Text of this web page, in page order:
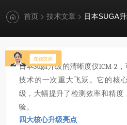
首页 技术文章 日本SUGA升级
日本Suga升级的清晰度仪ICM-2
技术的一次重大飞跃。它的核
级，大幅提升了检测效率和精度
验。
四大核心升级亮点